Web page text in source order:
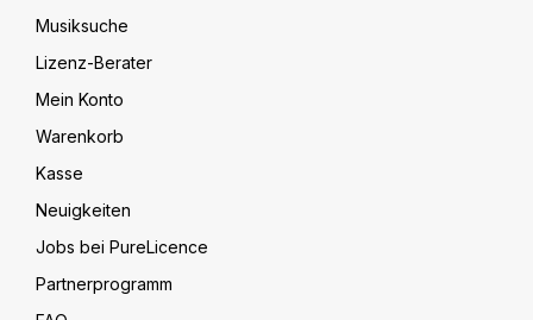
Musiksuche
Lizenz-Berater
Mein Konto
Warenkorb
Kasse
Neuigkeiten
Jobs bei PureLicence
Partnerprogramm